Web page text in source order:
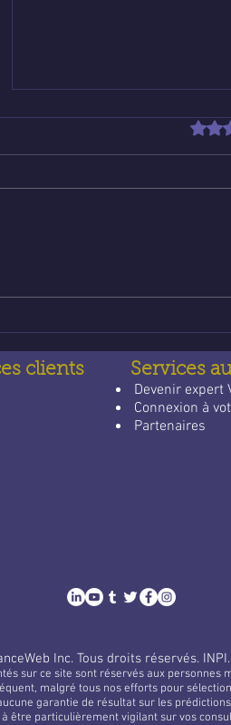
des réponses
Noté
clients Services
Devenir expert
Connexion à
Partenaires
Inc. Tous droits réservés.
sur ce site sont réservés aux
malgré tous nos efforts pour
garantie de résultat sur les
à être particulièrement vigilant sur vos